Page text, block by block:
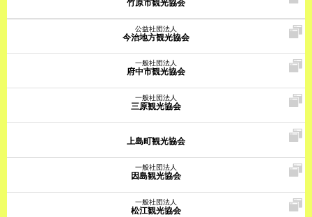
竹原市観光協会
公益社団法人
今治地方観光協会
一般社団法人
府中市観光協会
一般社団法人
三原観光協会
上島町観光協会
一般社団法人
因島観光協会
一般社団法人
松江観光協会